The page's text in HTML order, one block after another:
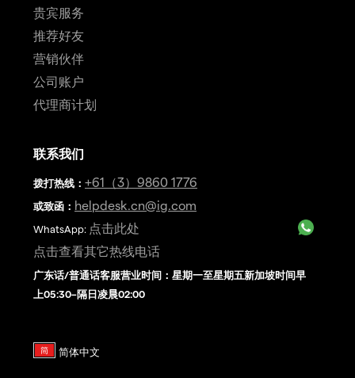
贵宾服务
推荐好友
营销伙伴
公司账户
代理商计划
联系我们
拨打热线 ： +61（3）9860 1776
或致函： helpdesk.cn@ig.com
WhatsApp: 点击此处
点击查看其它热线电话
广东话/普通话客服营业时间：星期一至星期五新加坡时间早
上05:30–隔日凌晨02:00